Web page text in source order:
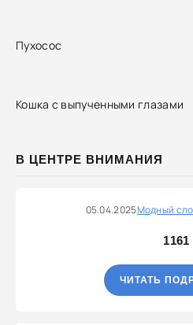
Пухосос
Кошка с выпученными глазами
В ЦЕНТРЕ ВНИМАНИЯ
05.04.2025Модный
1161
ЧИТАТЬ